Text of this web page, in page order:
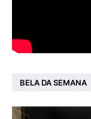
BELA DA SEMANA